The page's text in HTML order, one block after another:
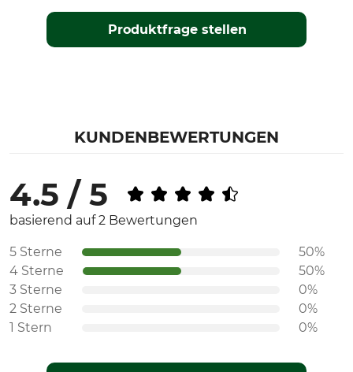
Produktfrage stellen
KUNDENBEWERTUNGEN
4.5 / 5
basierend auf 2 Bewertungen
5 Sterne
50%
4 Sterne
50%
3 Sterne
0%
2 Sterne
0%
1 Stern
0%